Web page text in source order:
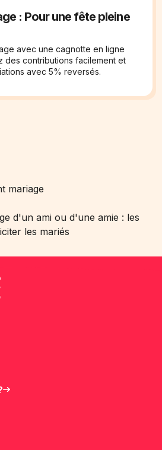
: Pour une fête pleine
avec une cagnotte en ligne
des contributions facilement et
avec 5% reversés.
mariage
d'un ami ou d'une amie : les
les mariés